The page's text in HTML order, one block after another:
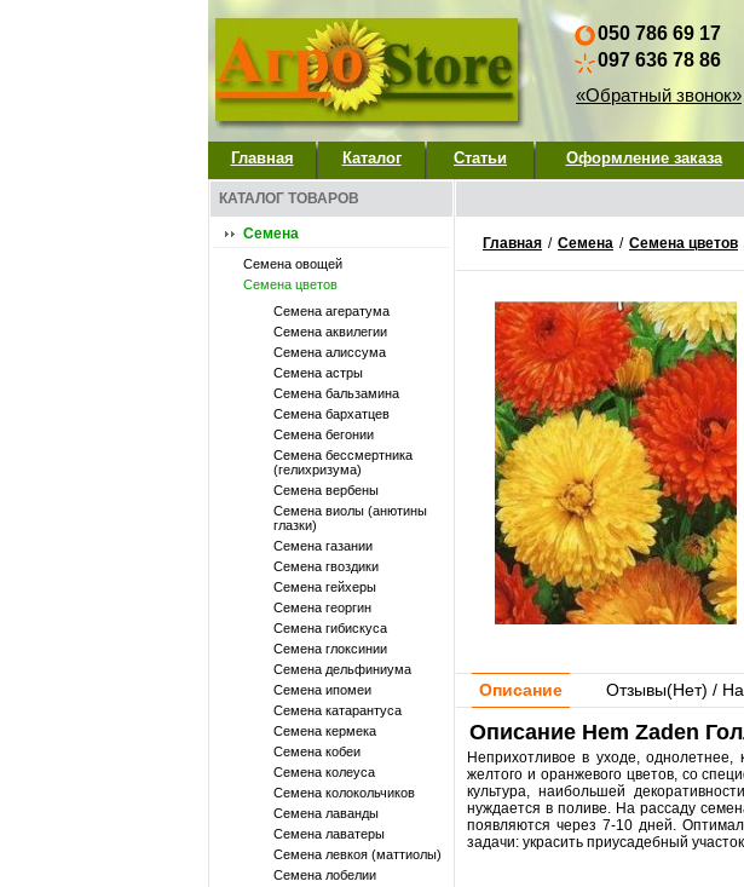
050 786 69 17
097 636 78 86
«Обратный звонок»
Главная Каталог Статьи Оформление заказа
КАТАЛОГ ТОВАРОВ
Семена
Семена овощей
Семена цветов
Семена агератума
Семена аквилегии
Семена алиссума
Семена астры
Семена бальзамина
Семена бархатцев
Семена бегонии
Семена бессмертника
(гелихризума)
Семена вербены
Семена виолы (анютины
глазки)
Семена газании
Семена гвоздики
Семена гейхеры
Семена георгин
Семена гибискуса
Семена глоксинии
Семена дельфиниума
Семена ипомеи
Семена катарантуса
Семена кермека
Семена кобеи
Семена колеуса
Семена колокольчиков
Семена лаванды
Семена лаватеры
Семена левкоя (маттиолы)
Семена лобелии
Главная / Семена / Семена цветов
Описание Отзывы(Нет) /
Описание Hem Zaden
Неприхотливое в уходе,
желтого и оранжевого цветов, со
культура, наибольшей
нуждается в поливе. На рассаду
появляются через 7-10 дней.
задачи: украсить приусадебный